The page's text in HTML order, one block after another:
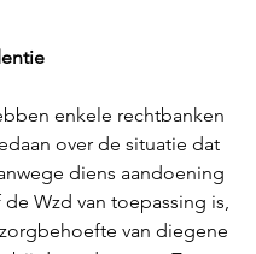
enkele rechtbanken
over de situatie dat
diens aandoening
Wzd van toepassing is,
van diegene